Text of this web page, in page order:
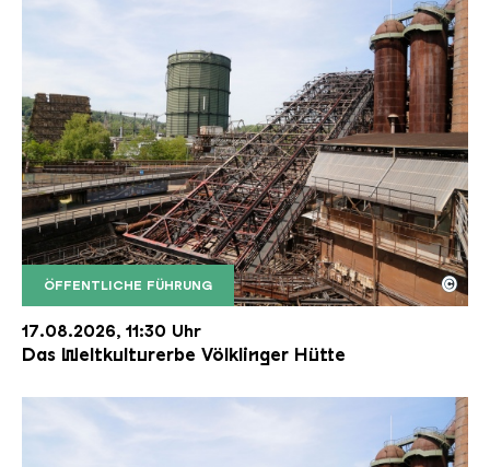
ÖFFENTLICHE FÜHRUNG
Der Erzschrägaufzug der Völklinger Hütte mit
Copyright: Weltkulturerbe Völklinger Hütte | Karl
©
17.08.2026, 11:30 Uhr
Das Weltkulturerbe Völklinger Hütte